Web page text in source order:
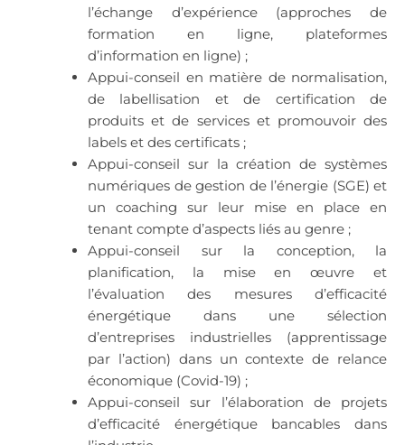
l’échange d’expérience (approches de
formation en ligne, plateformes
d’information en ligne) ;
Appui-conseil en matière de normalisation,
de labellisation et de certification de
produits et de services et promouvoir des
labels et des certificats ;
Appui-conseil sur la création de systèmes
numériques de gestion de l’énergie (SGE) et
un coaching sur leur mise en place en
tenant compte d’aspects liés au genre ;
Appui-conseil sur la conception, la
planification, la mise en œuvre et
l’évaluation des mesures d’efficacité
énergétique dans une sélection
d’entreprises industrielles (apprentissage
par l’action) dans un contexte de relance
économique (Covid-19) ;
Appui-conseil sur l’élaboration de projets
d’efficacité énergétique bancables dans